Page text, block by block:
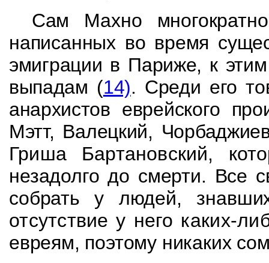
Сам Махно
написанных во время
эмиграции в Париже, к
выпадам (14). Среди его
анархистов еврейского
Мэтт, Валецкий,
Гриша Бартановский,
незадолго до смерти. Все
собрать у людей,
отсутствие у него каких-
евреям, поэтому никаких